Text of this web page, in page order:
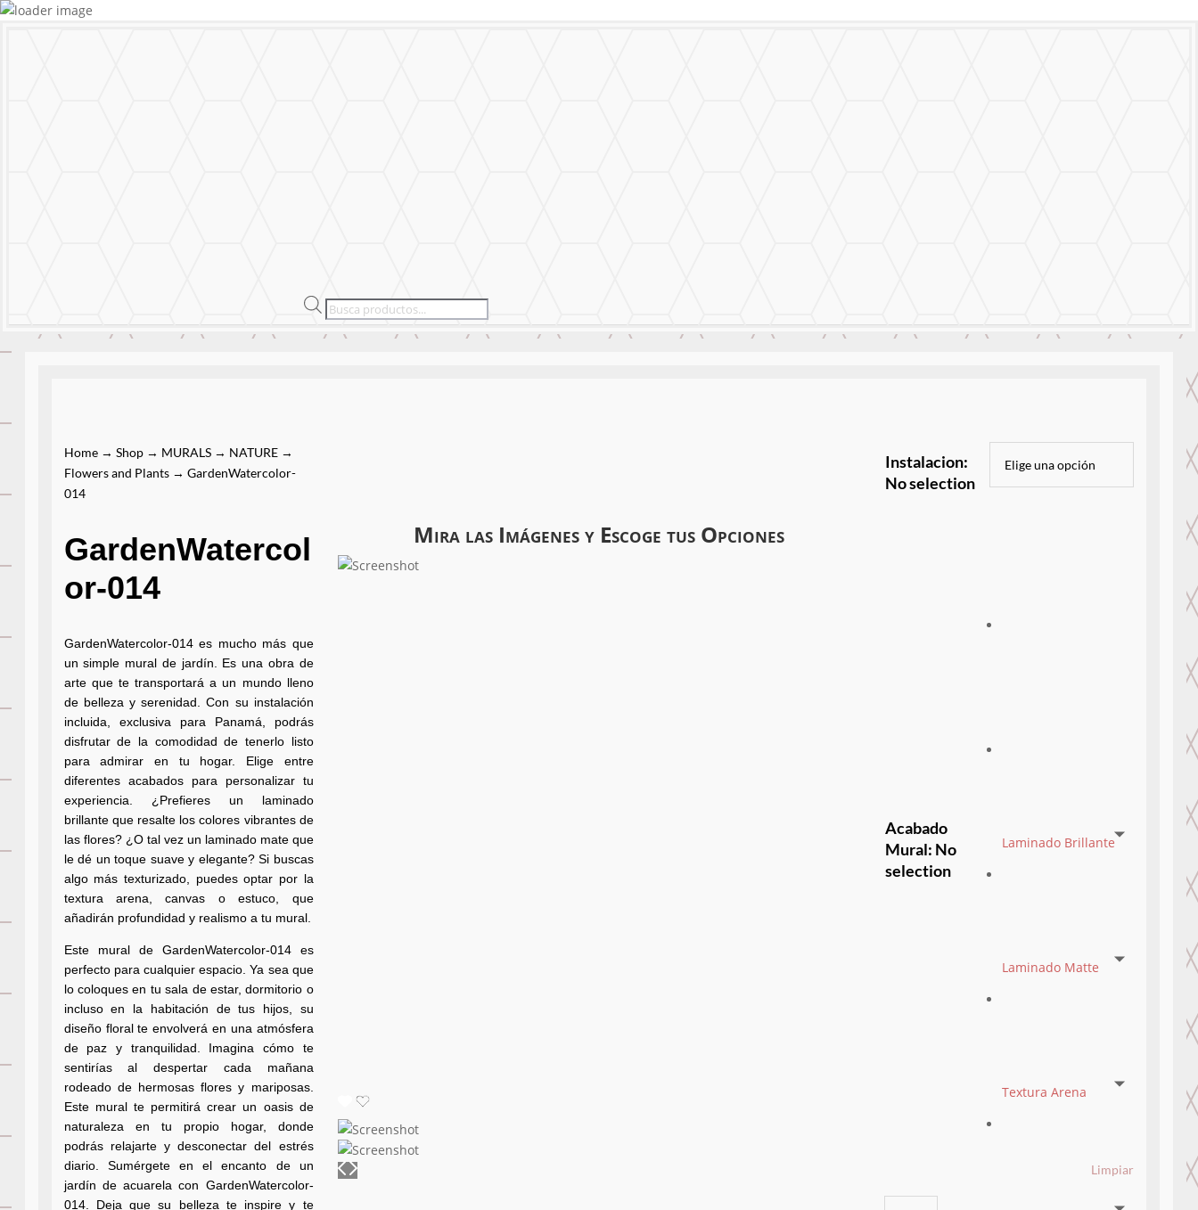
Products
search
Home→ Shop→ MURALS→ NATURE→
Flowers and Plants→ GardenWatercolor-
014
GardenWatercol
or-014
GardenWatercolor-014 es mucho más que
un simple mural de jardín. Es una obra de
arte que te transportará a un mundo lleno
de belleza y serenidad. Con su instalación
incluida, exclusiva para Panamá, podrás
disfrutar de la comodidad de tenerlo listo
para admirar en tu hogar. Elige entre
diferentes acabados para personalizar tu
experiencia. ¿Prefieres un laminado
brillante que resalte los colores vibrantes de
las flores? ¿O tal vez un laminado mate que
le dé un toque suave y elegante? Si buscas
algo más texturizado, puedes optar por la
textura arena, canvas o estuco, que
añadirán profundidad y realismo a tu mural.
Este mural de GardenWatercolor-014 es
perfecto para cualquier espacio. Ya sea que
lo coloques en tu sala de estar, dormitorio o
incluso en la habitación de tus hijos, su
diseño floral te envolverá en una atmósfera
de paz y tranquilidad. Imagina cómo te
sentirías al despertar cada mañana
rodeado de hermosas flores y mariposas.
Este mural te permitirá crear un oasis de
naturaleza en tu propio hogar, donde
podrás relajarte y desconectar del estrés
diario. Sumérgete en el encanto de un
jardín de acuarela con GardenWatercolor-
014. Deja que su belleza te inspire y te
Mira las Imágenes y Escoge tus Opciones
Instalacion:
No selection
Acabado
Mural: No
selection
Laminado Brillante
Laminado Matte
Textura Arena
Limpiar